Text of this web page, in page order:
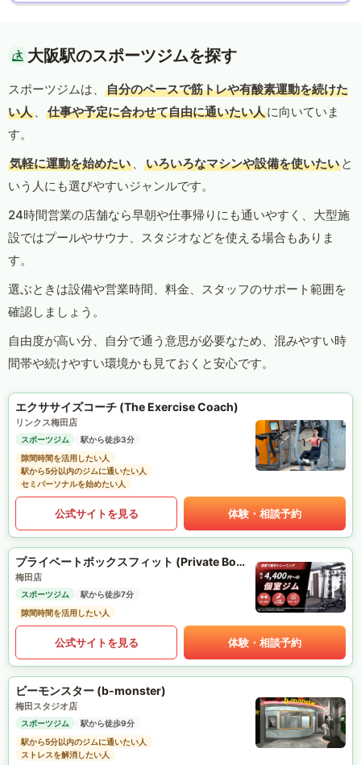
大阪駅のスポーツジムを探す
スポーツジムは、
自分のペースで筋トレや有酸素運動を続けた
い人 、 仕事や予定に合わせて自由に通いたい人に向いていま
す。
気軽に運動を始めたい 、 いろいろなマシンや設備を使いたい と
いう人にも選びやすいジャンルです。
24時間営業の店舗なら早朝や仕事帰りにも通いやすく、大型施
設ではプールやサウナ、スタジオなどを使える場合もありま
す。
選ぶときは設備や営業時間、料金、スタッフのサポート範囲を
確認しましょう。
自由度が高い分、自分で通う意思が必要なため、混みやすい時
間帯や続けやすい環境かも見ておくと安心です。
エクササイズコーチ (The Exercise Coach)
リンクス梅田店
スポーツジム
駅から徒歩3分
隙間時間を活用したい人
駅から5分以内のジムに通いたい人
セミパーソナルを始めたい人
公式サイトを見る 体験・相談予約
プライベートボックスフィット (Private Box Fit)
梅田店
スポーツジム
駅から徒歩7分
隙間時間を活用したい人
公式サイトを見る 体験・相談予約
ビーモンスター (b-monster)
梅田スタジオ店
スポーツジム
駅から徒歩9分
駅から5分以内のジムに通いたい人
ストレスを解消したい人